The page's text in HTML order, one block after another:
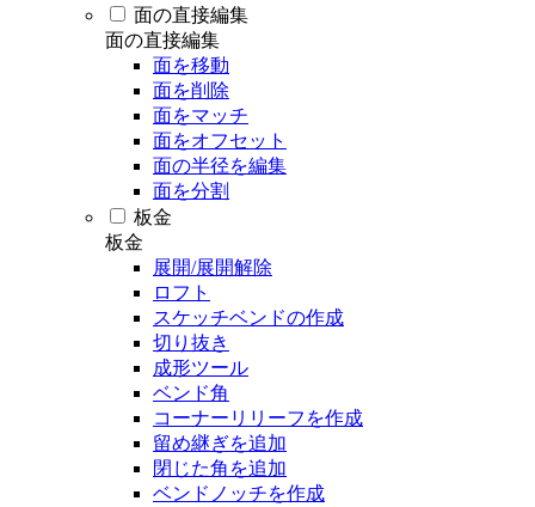
面の直接編集
面の直接編集
面を移動
面を削除
面をマッチ
面をオフセット
面の半径を編集
面を分割
板金
板金
展開/展開解除
ロフト
スケッチベンドの作成
切り抜き
成形ツール
ベンド角
コーナーリリーフを作成
留め継ぎを追加
閉じた角を追加
ベンドノッチを作成